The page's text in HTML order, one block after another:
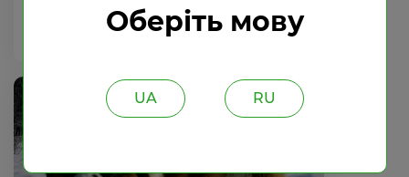
Оберіть мову
UA RU
Подробнее